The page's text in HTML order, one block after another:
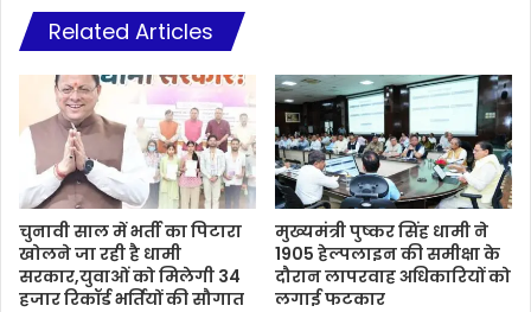
Related Articles
चुनावी साल में भर्ती का पिटारा
खोलने जा रही है धामी
सरकार,युवाओं को मिलेगी 34
हजार रिकॉर्ड भर्तियों की सौगात
मुख्यमंत्री पुष्कर सिंह धामी ने
1905 हेल्पलाइन की समीक्षा के
दौरान लापरवाह अधिकारियों को
लगाई फटकार